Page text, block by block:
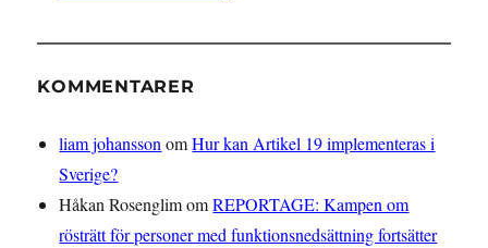
KOMMENTARER
liam johansson omHur kan Artikel 19 implementeras i
Sverige?
Håkan RosenglimomREPORTAGE: Kampen om
rösträtt för personer med funktionsnedsättning fortsätter